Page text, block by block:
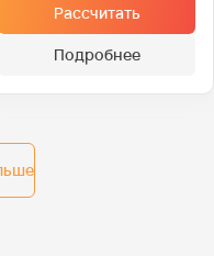
Рассчитать
Подробнее